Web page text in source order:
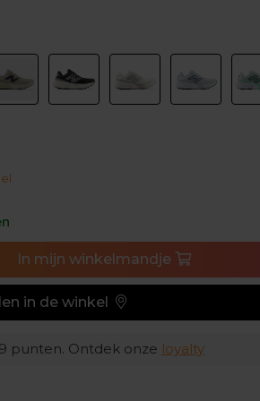
demping nu juist? Het zal
Foam in de middenzool – die in deze
een aangenaamzachtgevoel
fris blijven aanvoelen.
je voeten ben je klaar om te
In mijn winkelmandje
in de winkel
punten. Ontdek onze loyalty